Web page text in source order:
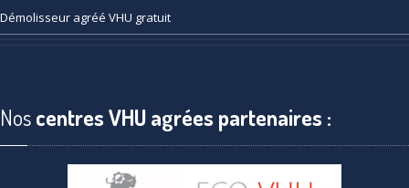
Démolisseur agréé VHU gratuit
Noscentres VHU agrées partenaires :